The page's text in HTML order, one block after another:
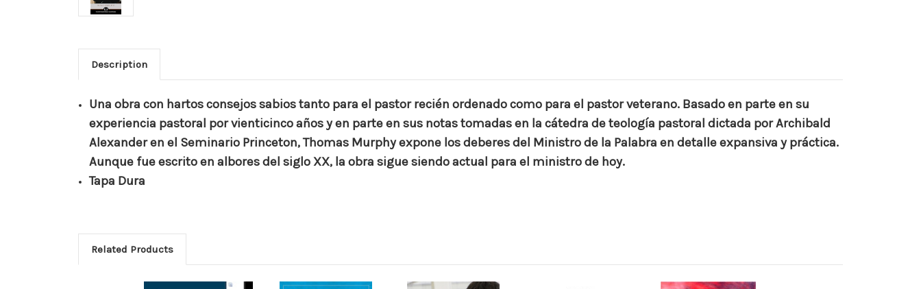
Description
Una obra con hartos consejos sabios tanto para el pastor recién ordenado como para el pastor veterano. Basado en parte en su
experiencia pastoral por vienticinco años y en parte en sus notas tomadas en la cátedra de teología pastoral dictada por Archibald
Alexander en el Seminario Princeton, Thomas Murphy expone los deberes del Ministro de la Palabra en detalle expansiva y práctica.
Aunque fue escrito en albores del siglo XX, la obra sigue siendo actual para el ministro de hoy.
Tapa Dura
Related Products